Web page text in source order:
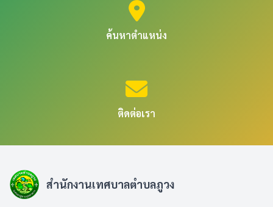
ค้นหาตำแหน่ง
ติดต่อเรา
สำนักงานเทศบาลตำบลภูวง